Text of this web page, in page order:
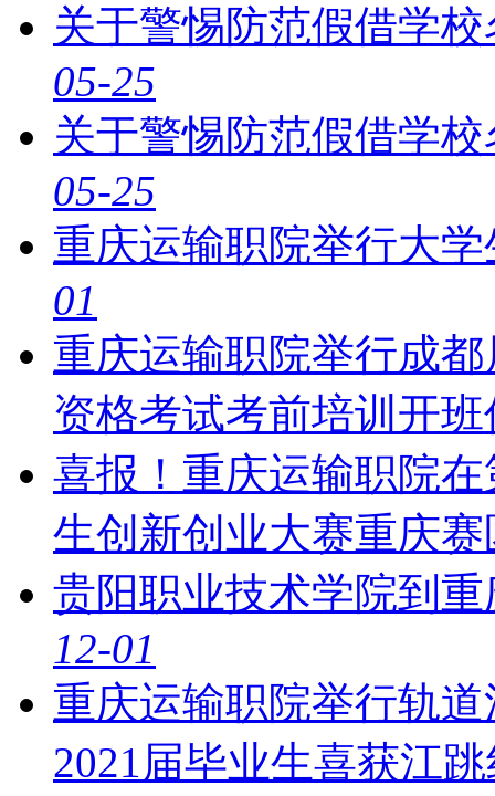
关于警惕防范假借学
05-25
关于警惕防范假借学
05-25
重庆运输职院举行大
01
重庆运输职院举行成
资格考试考前培训开班
喜报！重庆运输职院
生创新创业大赛重庆
贵阳职业技术学院到
12-01
重庆运输职院举行轨
2021届毕业生喜获江